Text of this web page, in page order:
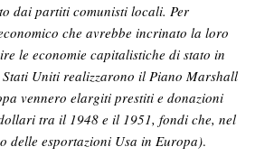
dai partiti comunisti locali. Per
che avrebbe incrinato la loro
le economie capitalistiche di stato in
Uniti realizzarono il Piano Marshall
vennero elargiti prestiti e donazioni
tra il 1948 e il 1951, fondi che, nel
delle esportazioni Usa in Europa).